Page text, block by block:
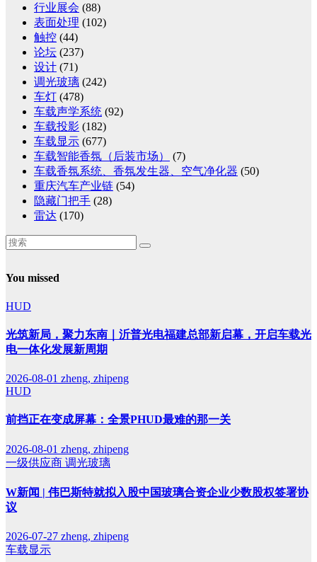
行业展会 (88)
表面处理 (102)
触控 (44)
论坛 (237)
设计 (71)
调光玻璃 (242)
车灯 (478)
车载声学系统 (92)
车载投影 (182)
车载显示 (677)
车载智能香氛（后装市场）
(7)
车载香氛系统、香氛发生器、空气净化器 (50)
重庆汽车产业链 (54)
隐藏门把手 (28)
雷达 (170)
You missed
HUD
光筑新局，聚力东南｜沂普光电福建总部新启幕，开启车载光
电一体化发展新周期
2026-08-01 zheng, zhipeng
HUD
前挡正在变成屏幕：全景PHUD最难的那一关
2026-08-01 zheng, zhipeng
一级供应商 调光玻璃
W新闻 | 伟巴斯特就拟入股中国玻璃合资企业少数股权签署协
议
2026-07-27 zheng, zhipeng
车载显示